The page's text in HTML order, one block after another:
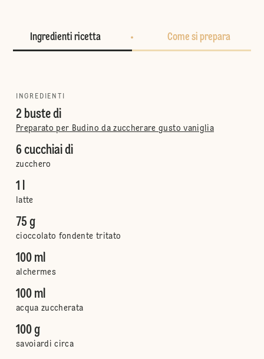
Ingredienti ricetta Come si prepara
INGREDIENTI
2 buste di
Preparato per Budino da zuccherare gusto vaniglia
6 cucchiai di
zucchero
1 l
latte
75 g
cioccolato fondente tritato
100 ml
alchermes
100 ml
acqua zuccherata
100 g
savoiardi circa